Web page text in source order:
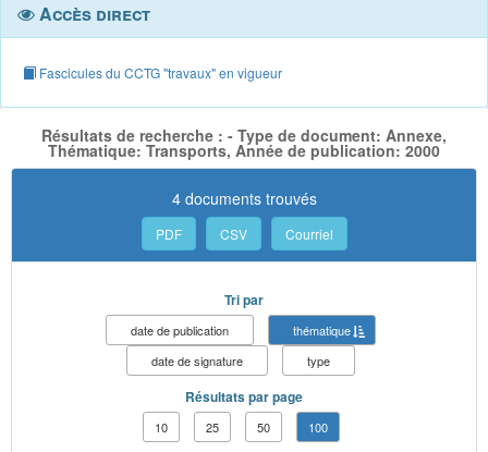
Accès direct
Fascicules du CCTG "travaux" en vigueur
Résultats de recherche : - Type de document: Annexe,
Thématique: Transports, Année de publication: 2000
4 documents trouvés
PDF CSV Courriel
Tri par
date de publication
thématique
date de signature
type
Résultats par page
10 25 50 100